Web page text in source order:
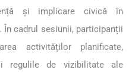
și implicare civică în
În cadrul sesiunii, participanții
activităților planificate,
regulile de vizibilitate ale